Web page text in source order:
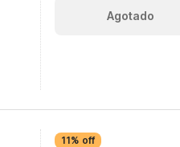
Agotado
11% off